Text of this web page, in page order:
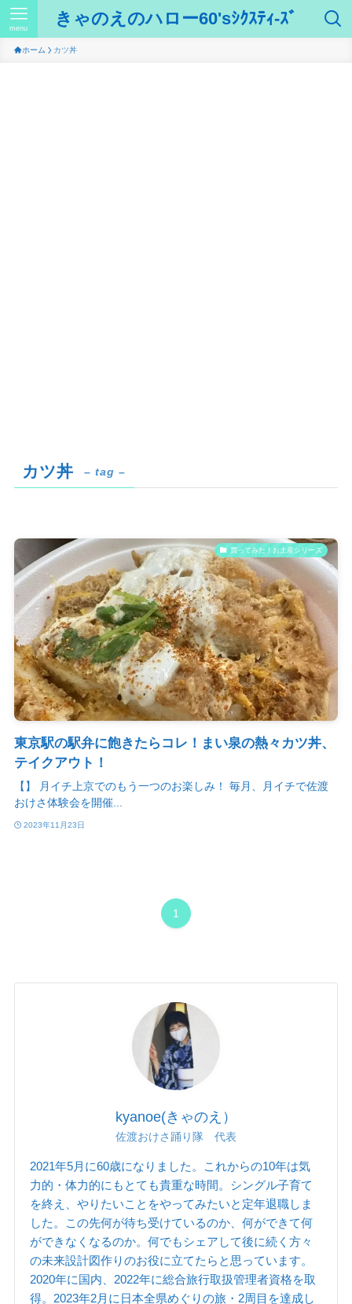
きゃのえのハロー60'sｼｸｽﾃｨ-ｽﾞ
menu
ホーム カツ丼
カツ丼 – tag –
買ってみた！お土産シリーズ
東京駅の駅弁に飽きたらコレ！まい泉の熱々カツ丼、
テイクアウト！
【】 月イチ上京でのもう一つのお楽しみ！ 毎月、月イチで佐渡
おけさ体験会を開催...
2023年11月23日
1
kyanoe(きゃのえ）
佐渡おけさ踊り隊 代表
2021年5月に60歳になりました。これからの10年は気
力的・体力的にもとても貴重な時間。シングル子育て
を終え、やりたいことをやってみたいと定年退職しま
した。この先何が待ち受けているのか、何ができて何
ができなくなるのか。何でもシェアして後に続く方々
の未来設計図作りのお役に立てたらと思っています。
2020年に国内、2022年に総合旅行取扱管理者資格を取
得。2023年2月に日本全県めぐりの旅・2周目を達成し